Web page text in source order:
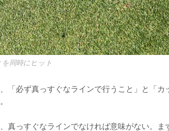
同時にヒット
「必ず真っすぐなラインで行うこと」と「カ
真っすぐなラインでなければ意味がない。ま